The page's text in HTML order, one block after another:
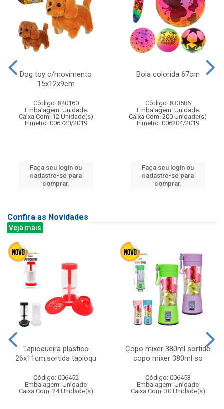
Dog toy c/movimento
15x12x9cm
Código: 840160
Embalagem: Unidade
Caixa Com: 12 Unidade(s)
Inmetro: 006720/2019
Faça seu login ou
cadastre-se para
comprar.
Bola colorida 67cm
Código: 833586
Embalagem: Unidade
Caixa Com: 200 Unidade(s)
Inmetro: 006204/2019
Faça seu login ou
cadastre-se para
comprar.
Confira as Novidades
Veja mais
Tapioqueira plastico
26x11cm,sortida tapioqu
Código: 006452
Embalagem: Unidade
Caixa Com: 24 Unidade(s)
Copo mixer 380ml sortido
copo mixer 380ml so
Código: 006453
Embalagem: Unidade
Caixa Com: 30 Unidade(s)